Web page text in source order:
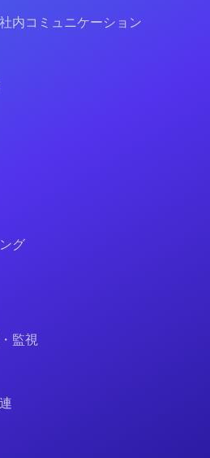
内コミュニケーション
グ
監視